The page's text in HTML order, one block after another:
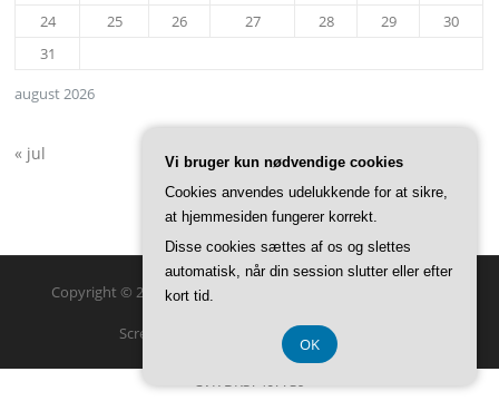
august 2026
24
25 26 27 28 29
30
31
« jul
Copyright © 2026 Visit Holbæk. Alle rettigheder forbeholdes.
Screenr parallax theme af FameThemes
Vi bruger kun nødvendige cookies
Cookies anvendes udelukkende for at sikre,
at hjemmesiden fungerer korrekt.
Disse cookies sættes af os og slettes
automatisk, når din session slutter eller efter
kort tid.
OK